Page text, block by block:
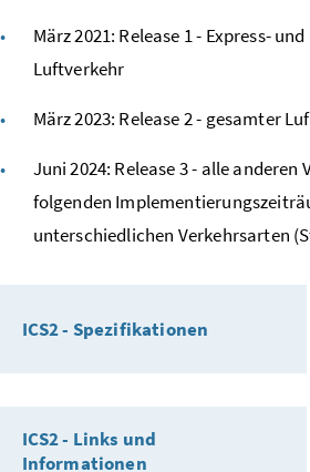
März 2021: Release 1 - Express-
Luftverkehr
März 2023: Release 2 - gesamter
Juni 2024: Release 3 - alle
folgenden
unterschiedlichen Verkehrsarten
ICS2 - Spezifikationen
ICS2 - Links und
Informationen